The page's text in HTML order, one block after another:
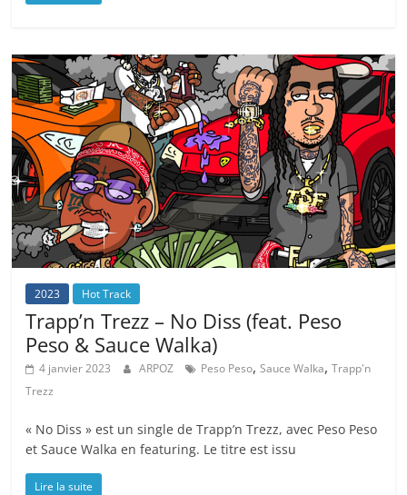
2023 Hot Track
Trapp’n Trezz – No Diss (feat. Peso
Peso & Sauce Walka)
4 janvier 2023 ARPOZ Peso Peso,Sauce Walka,Trapp'n
Trezz
« No Diss » est un single de Trapp’n Trezz, avec Peso Peso
et Sauce Walka en featuring. Le titre est issu
Lire la suite